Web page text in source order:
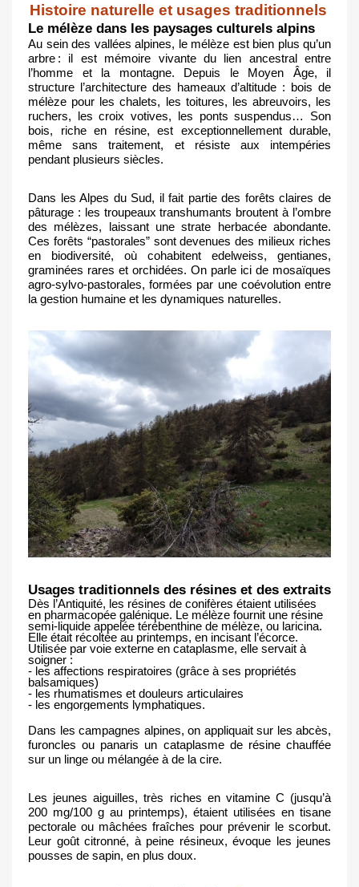
Histoire naturelle et usages traditionnels
Le mélèze dans les paysages culturels alpins
Au sein des vallées alpines, le mélèze est bien plus qu’un
arbre : il est mémoire vivante du lien ancestral entre
l’homme et la montagne. Depuis le Moyen Âge, il
structure l’architecture des hameaux d’altitude : bois de
mélèze pour les chalets, les toitures, les abreuvoirs, les
ruchers, les croix votives, les ponts suspendus… Son
bois, riche en résine, est exceptionnellement durable,
même sans traitement, et résiste aux intempéries
pendant plusieurs siècles.
Dans les Alpes du Sud, il fait partie des forêts claires de
pâturage : les troupeaux transhumants broutent à l’ombre
des mélèzes, laissant une strate herbacée abondante.
Ces forêts “pastorales” sont devenues des milieux riches
en biodiversité, où cohabitent edelweiss, gentianes,
graminées rares et orchidées. On parle ici de mosaïques
agro-sylvo-pastorales, formées par une coévolution entre
la gestion humaine et les dynamiques naturelles.
Usages traditionnels des résines et des extraits
Dès l’Antiquité, les résines de conifères étaient utilisées
en pharmacopée galénique. Le mélèze fournit une résine
semi-liquide appelée térébenthine de mélèze, ou laricina.
Elle était récoltée au printemps, en incisant l’écorce.
Utilisée par voie externe en cataplasme, elle servait à
soigner :
- les affections respiratoires (grâce à ses propriétés
balsamiques)
- les rhumatismes et douleurs articulaires
- les engorgements lymphatiques.
Dans les campagnes alpines, on appliquait sur les abcès,
furoncles ou panaris un cataplasme de résine chauffée
sur un linge ou mélangée à de la cire.
Les jeunes aiguilles, très riches en vitamine C (jusqu’à
200 mg/100 g au printemps), étaient utilisées en tisane
pectorale ou mâchées fraîches pour prévenir le scorbut.
Leur goût citronné, à peine résineux, évoque les jeunes
pousses de sapin, en plus doux.